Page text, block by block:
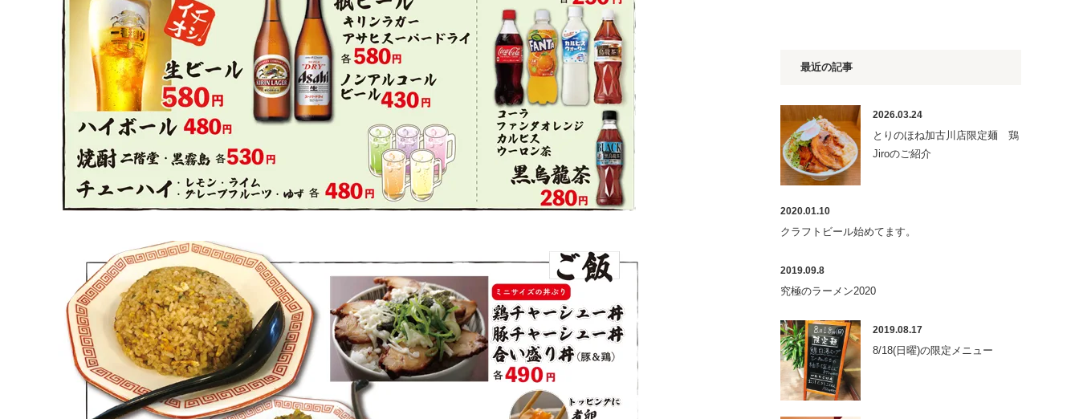
最近の記事
2026.03.24
とりのほね加古川店限定麺 鶏
Jiroのご紹介
2020.01.10
クラフトビール始めてます。
2019.09.8
究極のラーメン2020
2019.08.17
8/18(日曜)の限定メニュー